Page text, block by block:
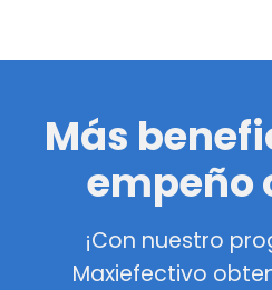
Más
empeño
¡Con nuestro
Maxiefectivo